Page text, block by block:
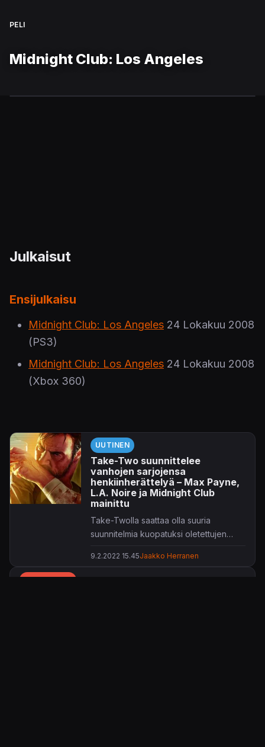
PELI
Midnight Club: Los Angeles
Julkaisut
Ensijulkaisu
Midnight Club: Los Angeles 24 Lokakuu 2008
(PS3)
Midnight Club: Los Angeles 24 Lokakuu 2008
(Xbox 360)
UUTINEN
Take-Two suunnittelee
vanhojen sarjojensa
henkiinherättelyä – Max Payne,
L.A. Noire ja Midnight Club
mainittu
Take-Twolla saattaa olla suuria
suunnitelmia kuopatuksi oletettujen
9.2.2022 15.45Jaakko Herranen
ARVOSTELU